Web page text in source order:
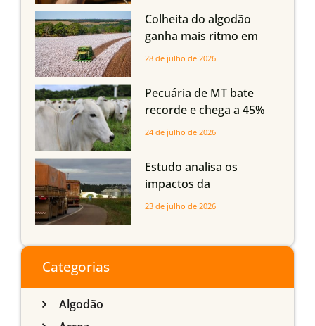
quedas em Tocantins,
Maranhão e Piauí
Colheita do algodão
ganha mais ritmo em
Mato Grosso, Mato
Maranhão
28 de julho de 2026
Pecuária de MT bate
recorde e chega a 45%
dos bovinos abatidos
24 de julho de 2026
Estudo analisa os
impactos da
infraestrutura logística
do Sul
23 de julho de 2026
Categorias
Algodão